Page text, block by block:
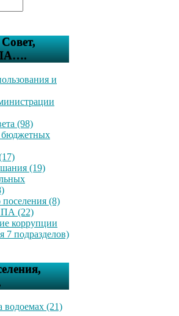
и
(98)
бюджетных
(19)
поселения (8)
(22)
коррупции
7 подразделов)
водоемах (21)